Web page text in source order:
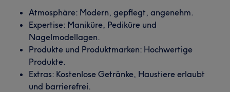
Atmosphäre: Modern, gepflegt, angenehm.
Expertise: Maniküre, Pediküre und
Nagelmodellagen.
Produkte und Produktmarken: Hochwertige
Produkte.
Extras: Kostenlose Getränke, Haustiere erlaubt
und barrierefrei.